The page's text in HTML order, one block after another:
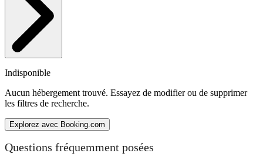
Indisponible
Aucun hébergement trouvé. Essayez de modifier ou de supprimer
les filtres de recherche.
Explorez avec Booking.com
Questions fréquemment posées